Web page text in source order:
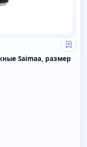
Свой
Saimaa, размер